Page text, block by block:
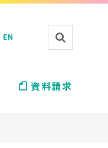
EN
資料請求